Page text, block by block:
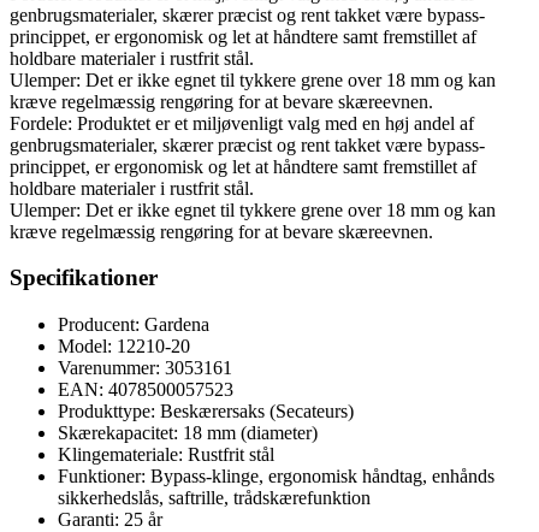
genbrugsmaterialer, skærer præcist og rent takket være bypass-
princippet, er ergonomisk og let at håndtere samt fremstillet af
holdbare materialer i rustfrit stål.
Ulemper: Det er ikke egnet til tykkere grene over 18 mm og kan
kræve regelmæssig rengøring for at bevare skæreevnen.
Fordele: Produktet er et miljøvenligt valg med en høj andel af
genbrugsmaterialer, skærer præcist og rent takket være bypass-
princippet, er ergonomisk og let at håndtere samt fremstillet af
holdbare materialer i rustfrit stål.
Ulemper: Det er ikke egnet til tykkere grene over 18 mm og kan
kræve regelmæssig rengøring for at bevare skæreevnen.
Specifikationer
Producent: Gardena
Model: 12210-20
Varenummer: 3053161
EAN: 4078500057523
Produkttype: Beskærersaks (Secateurs)
Skærekapacitet: 18 mm (diameter)
Klingemateriale: Rustfrit stål
Funktioner: Bypass-klinge, ergonomisk håndtag, enhånds
sikkerhedslås, saftrille, trådskærefunktion
Garanti: 25 år